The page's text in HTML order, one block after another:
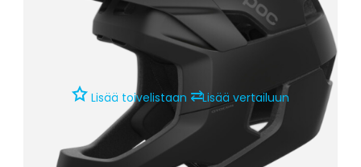
Lisää toivelistaan ⇄Lisää vertailuun